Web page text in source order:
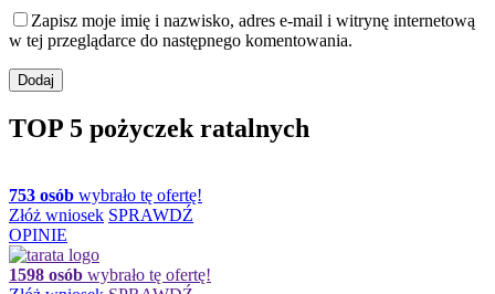
Zapisz moje imię i nazwisko, adres e-mail i witrynę internetową
w tej przeglądarce do następnego komentowania.
TOP 5 pożyczek ratalnych
753 osób wybrało tę ofertę!
Złóż wniosek SPRAWDŹ
OPINIE
1598 osób wybrało tę ofertę!